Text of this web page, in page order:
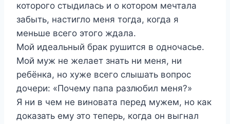
которого стыдилась и о котором мечтала
забыть, настигло меня тогда, когда я
меньше всего этого ждала.
Мой идеальный брак рушится в одночасье.
Мой муж не желает знать ни меня, ни
ребёнка, но хуже всего слышать вопрос
дочери: «Почему папа разлюбил меня?»
Я ни в чем не виновата перед мужем, но как
доказать ему это теперь, когда он выгнал